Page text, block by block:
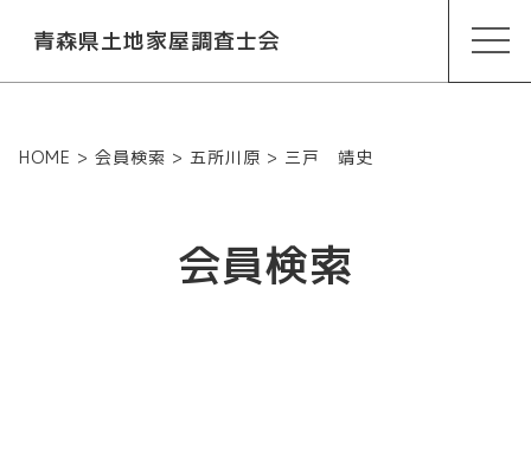
青森県土地家屋調査士会
HOME > 会員検索 > 五所川原 > 三戸 靖史
会員検索